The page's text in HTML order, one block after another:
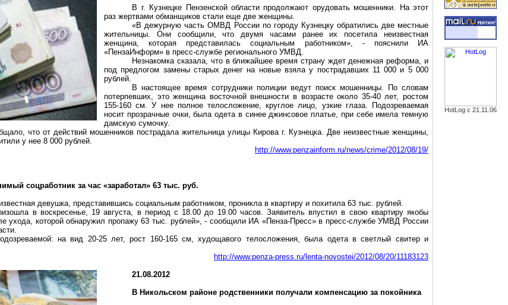
В г. Кузнецке Пензенской области продолжают орудовать мошенники. На этот
раз жертвами обманщиков стали еще две женщины.
«В дежурную часть ОМВД России по городу Кузнецку обратились две местные
жительницы. Они сообщили, что двумя часами ранее их посетила неизвестная
женщина, которая представилась социальным работником», - пояснили ИА
«ПензаИнформ» в пресс-службе регионального УМВД.
Незнакомка сказала, что в ближайшее время страну ждет денежная реформа, и
под предлогом замены старых денег на новые взяла у пострадавших 11 000 и 5 000
рублей.
В настоящее время сотрудники полиции ведут поиск мошенницы. По словам
потерпевших, это женщина восточной внешности в возрасте около 35-40 лет, ростом
155-160 см. У нее полное телосложение, круглое лицо, узкие глаза. Подозреваемая
носит прозрачные очки, была одета в синее джинсовое платье, при себе имела темную
дамскую сумочку.
что от действий мошенников пострадала жительница улицы Кирова г. Кузнецка. Две неизвестные женщины,
у нее 8 000 рублей.
http://www.penzainform.ru/news/crime/2012/08/19/
соцработник за час «заработал» 63 тыс. руб.
девушка, представившись социальным работником, проникла в квартиру и похитила 63 тыс. рублей.
в воскресенье, 19 августа, в период с 18.00 до 19.00 часов. Заявитель впустил в свою квартиру якобы
ухода, которой обнаружил пропажу 63 тыс. рублей», - сообщили ИА «Пенза-Пресс» в пресс-службе УМВД России
на вид 20-25 лет, рост 160-165 см, худощавого телосложения, была одета в светлый свитер и
http://www.penza-press.ru/lenta-novostei/2012/08/20/11183123
21.08.2012
В Никольском районе родственники получали компенсацию за покойника
HotLog с 21.11.06